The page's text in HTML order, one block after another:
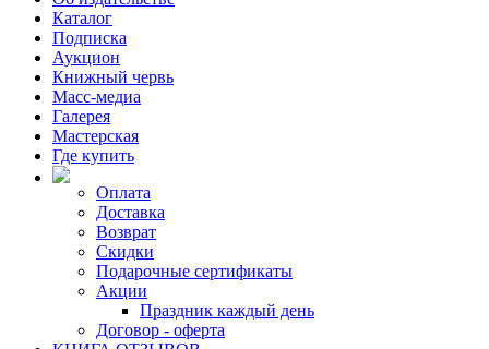
Каталог
Подписка
Аукцион
Книжный червь
Масс-медиа
Галерея
Мастерская
Где купить
Оплата
Доставка
Возврат
Скидки
Подарочные сертификаты
Акции
Праздник каждый день
Договор - оферта